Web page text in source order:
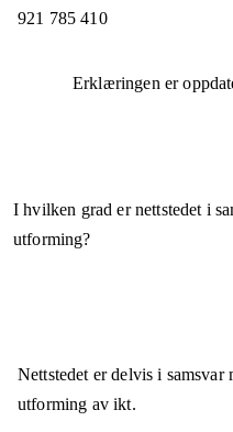
921 785 410
Erklæringen er
I hvilken grad er nettstedet i
utforming?
Nettstedet erdelvis i samsvar
utforming av ikt.